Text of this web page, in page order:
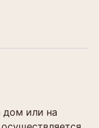
дом или на